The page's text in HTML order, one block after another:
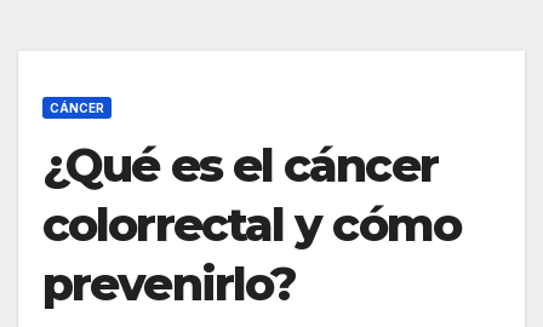
CÁNCER
¿Qué es el cáncer
colorrectal y cómo
prevenirlo?